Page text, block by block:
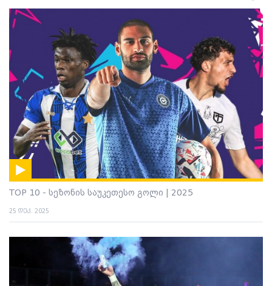
TOP 10 - სეზონის საუკეთესო გოლი | 2025
25 დეკ. 2025